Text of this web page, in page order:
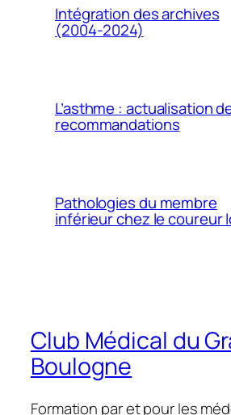
Intégration des archives
(2004-2024)
L’asthme : actualisation
recommandations
Pathologies du membre
inférieur chez le coureur
Club Médical du
Boulogne
Formation par et pour les